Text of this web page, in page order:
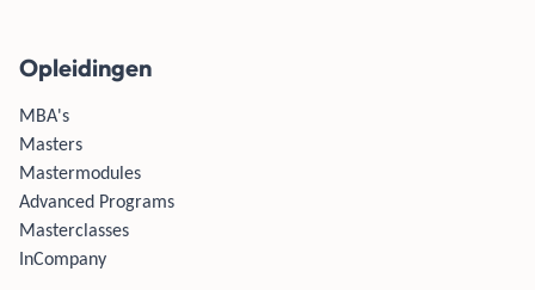
Opleidingen
MBA's
Masters
Mastermodules
Advanced Programs
Masterclasses
InCompany